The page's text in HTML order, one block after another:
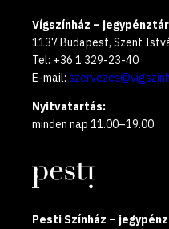
Vígszínház – jegypénztár
1137 Budapest, Szent
Tel: +36 1 329-23-40
E-mail:
Nyitvatartás:
minden nap 11.00–19.00
Pesti Színház –